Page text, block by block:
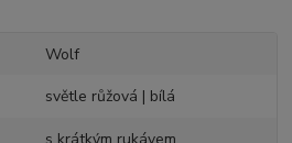
Wolf
světle růžová | bílá